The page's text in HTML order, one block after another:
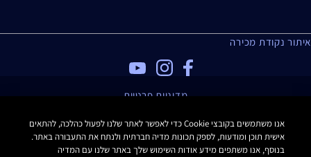
איתור נקודת מכירה
מדיניות פרטיות
תקנון האתר
תקנון Estee E-List
אנו משתמשים בקובצי Cookie כדי לאפשר לאתר שלנו לפעול כהלכה, להתאים
אישית תוכן ומודעות, לספק תכונות מדיה חברתית ולנתח את התעבורה באתר.
בנוסף, אנו משתפים מידע אודות השימוש שלך באתר שלנו עם המדיה